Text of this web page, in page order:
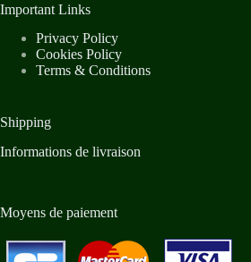
Important Links
Privacy Policy
Cookies Policy
Terms & Conditions
Shipping
Informations de livraison
Moyens de paiement